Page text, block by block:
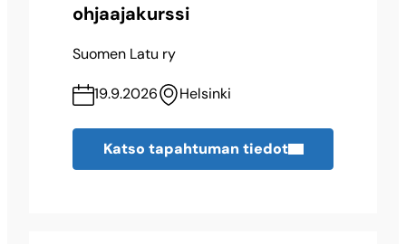
ohjaajakurssi
Suomen Latu ry
19.9.2026 Helsinki
Katso tapahtuman tiedot